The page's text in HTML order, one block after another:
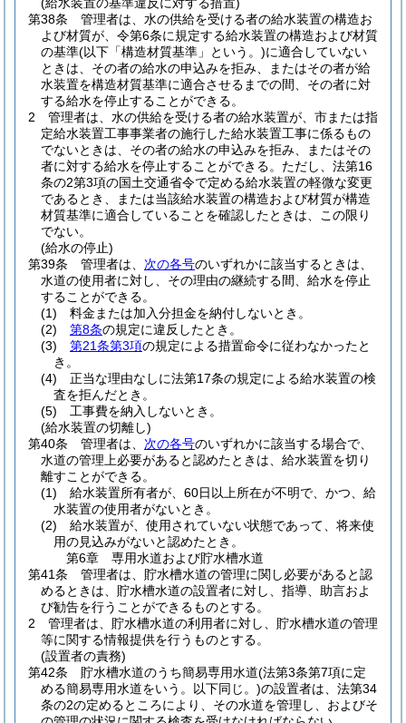
第38条
管理者は、水の供給を受ける者の給水装置の構造お
よび材質が、令第6条に規定する給水装置の構造および材質
の基準(以下「構造材質基準」という。)に適合していない
ときは、その者の給水の申込みを拒み、またはその者が給
水装置を構造材質基準に適合させるまでの間、その者に対
する給水を停止することができる。
2
管理者は、水の供給を受ける者の給水装置が、市または指
定給水装置工事事業者の施行した給水装置工事に係るもの
でないときは、その者の給水の申込みを拒み、またはその
者に対する給水を停止することができる。 ただし、法第16
条の2第3項の国土交通省令で定める給水装置の軽微な変更
であるとき、または当該給水装置の構造および材質が構造
材質基準に適合していることを確認したときは、この限り
でない。
(給水の停止)
第39条
管理者は、 次の各号のいずれかに該当するときは、
水道の使用者に対し、その理由の継続する間、給水を停止
することができる。
(1)
料金または加入分担金を納付しないとき。
(2)
第8条の規定に違反したとき。
(3)
第21条第3項の規定による措置命令に従わなかったと
き。
(4)
正当な理由なしに法第17条の規定による給水装置の検
査を拒んだとき。
(5)
工事費を納入しないとき。
(給水装置の切離し)
第40条
管理者は、 次の各号のいずれかに該当する場合で、
水道の管理上必要があると認めたときは、給水装置を切り
離すことができる。
(1)
給水装置所有者が、60日以上所在が不明で、かつ、給
水装置の使用者がないとき。
(2)
給水装置が、使用されていない状態であって、将来使
用の見込みがないと認めたとき。
第6章
専用水道および貯水槽水道
第41条
管理者は、貯水槽水道の管理に関し必要があると認
めるときは、貯水槽水道の設置者に対し、指導、助言およ
び勧告を行うことができるものとする。
2
管理者は、貯水槽水道の利用者に対し、貯水槽水道の管理
等に関する情報提供を行うものとする。
(設置者の責務)
第42条
貯水槽水道のうち簡易専用水道(法第3条第7項に定
める簡易専用水道をいう。以下同じ。)の設置者は、法第34
条の2の定めるところにより、その水道を管理し、およびそ